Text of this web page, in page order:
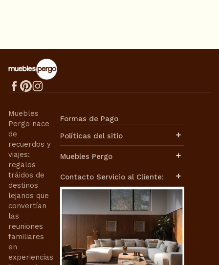
Muebles
Pergo nace
de
recuerdos y
viajes:
regalos
tráidos de
destinos
lejanos que
convertían
las
reuniones
familiares
en
experiencias
Formas de Pago
Políticas del sitio
Términos de Uso
Muebles Pergo
Cambios y Devoluciones
Facturación
Nuestra Historia
Aviso de Privacidad
Contrato de Compra-Venta
Términos de Uso
Términos y Condiciones
Contacto Servicio al Cliente:
Contacto de Ventas:
ventasweb@mueblespergo.com
Whatsapp:
55 6421 0110 55 3399 9859